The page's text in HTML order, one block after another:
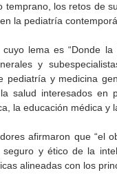
temprano, los retos de
la pediatría
cuyo lema es “Donde
y
pediatría y medicina
salud interesados en
la educación médica y
afirmaron que “el
seguro y ético de la
alineadas con los